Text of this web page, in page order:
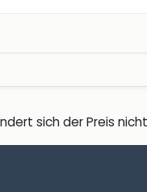
sich der Preis